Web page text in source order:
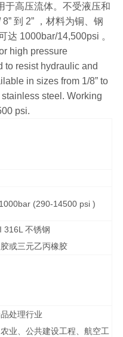
于高压流体。不受液压和
到 2” ，材料为铜、钢
达 1000bar/14,500psi 。
high pressure
to resist hydraulic and
in sizes from 1/8” to
steel. Working
psi.
(290-14500 psi )
316L 不锈钢
或三元乙丙橡胶
处理行业
业、公共建设工程、航空工